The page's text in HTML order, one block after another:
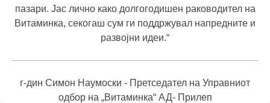
пазари. Јас лично како долгогодишен раководител на
Витаминка, секогаш сум ги поддржувал напредните и
развојни идеи.“
г-дин Симон Наумоски - Претседател на Управниот
одбор на „Витаминка“ АД- Прилеп